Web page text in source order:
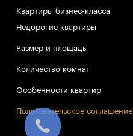
Квартиры бизнес-класса
Недорогие квартиры
Размер и площадь
Большие квартиры
Маленькие квартиры
Количество комнат
Однокомнатные квартиры
Трёхкомнатные квартиры
Особенности квартир
Смарт-квартиры
Пользовательское соглашение